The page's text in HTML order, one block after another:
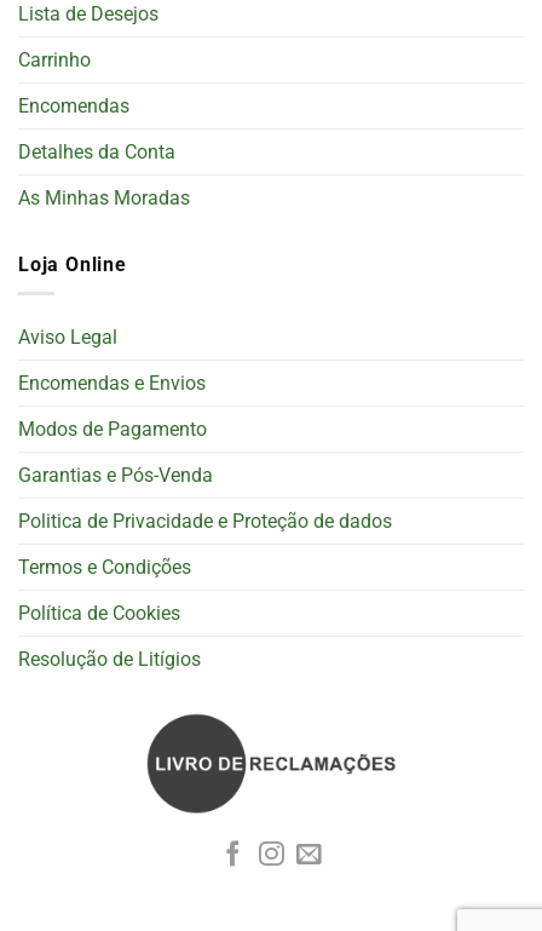
Lista de Desejos
Carrinho
Encomendas
Detalhes da Conta
As Minhas Moradas
Loja Online
Aviso Legal
Encomendas e Envios
Modos de Pagamento
Garantias e Pós-Venda
Politica de Privacidade e Proteção de dados
Termos e Condições
Política de Cookies
Resolução de Litígios